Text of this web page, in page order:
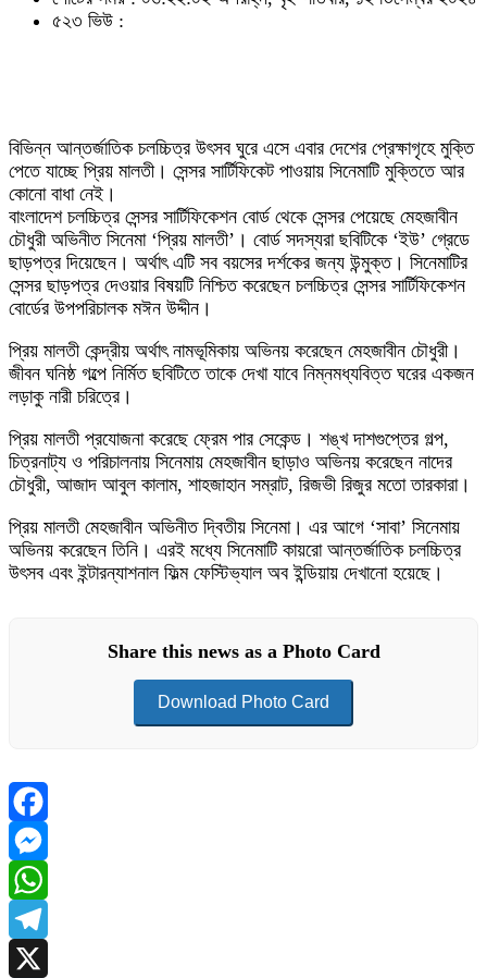
৫২৩ ভিউ :
বিভিন্ন আন্তর্জাতিক চলচ্চিত্র উৎসব ঘুরে এসে এবার দেশের প্রেক্ষাগৃহে মুক্তি
পেতে যাচ্ছে প্রিয় মালতী। সেন্সর সার্টিফিকেট পাওয়ায় সিনেমাটি মুক্তিতে আর
কোনো বাধা নেই।
বাংলাদেশ চলচ্চিত্র সেন্সর সার্টিফিকেশন বোর্ড থেকে সেন্সর পেয়েছে মেহজাবীন
চৌধুরী অভিনীত সিনেমা ‘প্রিয় মালতী’। বোর্ড সদস্যরা ছবিটিকে ‘ইউ’ গ্রেডে
ছাড়পত্র দিয়েছেন। অর্থাৎ এটি সব বয়সের দর্শকের জন্য উন্মুক্ত। সিনেমাটির
সেন্সর ছাড়পত্র দেওয়ার বিষয়টি নিশ্চিত করেছেন চলচ্চিত্র সেন্সর সার্টিফিকেশন
বোর্ডের উপপরিচালক মঈন উদ্দীন।
প্রিয় মালতী কেন্দ্রীয় অর্থাৎ নামভূমিকায় অভিনয় করেছেন মেহজাবীন চৌধুরী।
জীবন ঘনিষ্ঠ গল্পে নির্মিত ছবিটিতে তাকে দেখা যাবে নিম্নমধ্যবিত্ত ঘরের একজন
লড়াকু নারী চরিত্রে।
প্রিয় মালতী প্রযোজনা করেছে ফ্রেম পার সেকেন্ড। শঙ্খ দাশগুপ্তের গল্প,
চিত্রনাট্য ও পরিচালনায় সিনেমায় মেহজাবীন ছাড়াও অভিনয় করেছেন নাদের
চৌধুরী, আজাদ আবুল কালাম, শাহজাহান সম্রাট, রিজভী রিজুর মতো তারকারা।
প্রিয় মালতী মেহজাবীন অভিনীত দ্বিতীয় সিনেমা। এর আগে ‘সাবা’ সিনেমায়
অভিনয় করেছেন তিনি। এরই মধ্যে সিনেমাটি কায়রো আন্তর্জাতিক চলচ্চিত্র
উৎসব এবং ইন্টারন্যাশনাল ফিল্ম ফেস্টিভ্যাল অব ইন্ডিয়ায় দেখানো হয়েছে।
Share this news as a Photo Card
Download Photo Card
Facebook
Messenger
WhatsApp
Telegram